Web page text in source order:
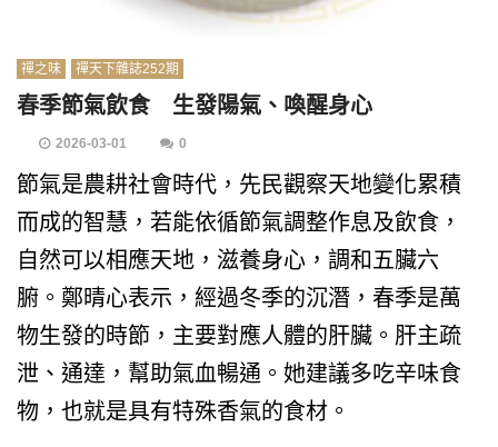
禪之味 禪天下雜誌252期
春季節氣飲食 生發陽氣、喚醒身心
2026-03-01 0
節氣是農耕社會時代，先民觀察天地變化累積
而成的智慧，若能依循節氣調整作息及飲食，
自然可以相應天地，滋養身心，調和五臟六
腑。鄭晴心表示，經過冬季的沉潛，春季是萬
物生發的時節，主要對應人體的肝臟。肝主疏
泄、通達，幫助氣血暢通。她建議多吃辛味食
物，也就是具有特殊香氣的食材。